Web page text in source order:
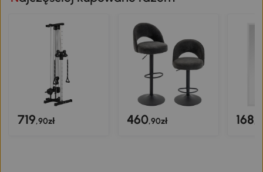
719,90zł 460,90zł 168